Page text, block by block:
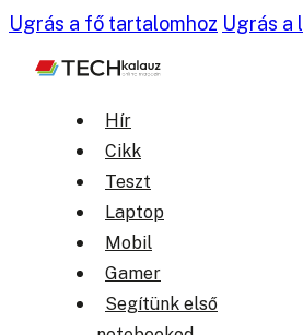
Ugrás a fő tartalomhoz Ugrás a
Hír
Cikk
Teszt
Laptop
Mobil
Gamer
Segítünk első